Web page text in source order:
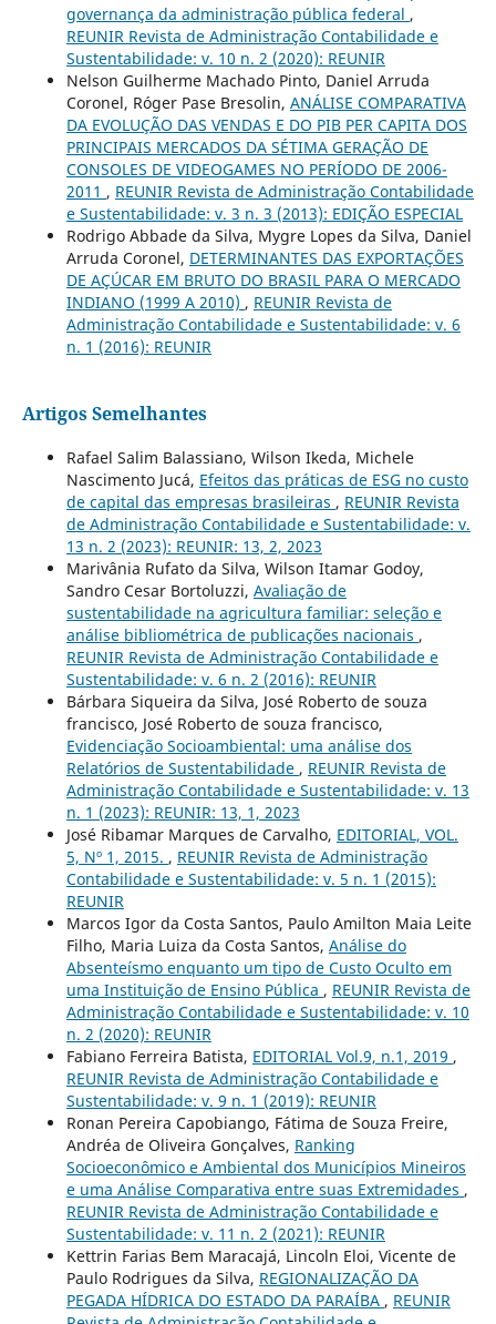
governança da administração pública federal ,
REUNIR Revista de Administração Contabilidade e
Sustentabilidade: v. 10 n. 2 (2020): REUNIR
Nelson Guilherme Machado Pinto, Daniel Arruda
Coronel, Róger Pase Bresolin, ANÁLISE COMPARATIVA
DA EVOLUÇÃO DAS VENDAS E DO PIB PER CAPITA DOS
PRINCIPAIS MERCADOS DA SÉTIMA GERAÇÃO DE
CONSOLES DE VIDEOGAMES NO PERÍODO DE 2006-
2011 , REUNIR Revista de Administração Contabilidade
e Sustentabilidade: v. 3 n. 3 (2013): EDIÇÃO ESPECIAL
Rodrigo Abbade da Silva, Mygre Lopes da Silva, Daniel
Arruda Coronel, DETERMINANTES DAS EXPORTAÇÕES
DE AÇÚCAR EM BRUTO DO BRASIL PARA O MERCADO
INDIANO (1999 A 2010) , REUNIR Revista de
Administração Contabilidade e Sustentabilidade: v. 6
n. 1 (2016): REUNIR
Artigos Semelhantes
Rafael Salim Balassiano, Wilson Ikeda, Michele
Nascimento Jucá, Efeitos das práticas de ESG no custo
de capital das empresas brasileiras , REUNIR Revista
de Administração Contabilidade e Sustentabilidade: v.
13 n. 2 (2023): REUNIR: 13, 2, 2023
Marivânia Rufato da Silva, Wilson Itamar Godoy,
Sandro Cesar Bortoluzzi, Avaliação de
sustentabilidade na agricultura familiar: seleção e
análise bibliométrica de publicações nacionais ,
REUNIR Revista de Administração Contabilidade e
Sustentabilidade: v. 6 n. 2 (2016): REUNIR
Bárbara Siqueira da Silva, José Roberto de souza
francisco, José Roberto de souza francisco,
Evidenciação Socioambiental: uma análise dos
Relatórios de Sustentabilidade , REUNIR Revista de
Administração Contabilidade e Sustentabilidade: v. 13
n. 1 (2023): REUNIR: 13, 1, 2023
José Ribamar Marques de Carvalho, EDITORIAL, VOL.
5, Nº 1, 2015. , REUNIR Revista de Administração
Contabilidade e Sustentabilidade: v. 5 n. 1 (2015):
REUNIR
Marcos Igor da Costa Santos, Paulo Amilton Maia Leite
Filho, Maria Luiza da Costa Santos, Análise do
Absenteísmo enquanto um tipo de Custo Oculto em
uma Instituição de Ensino Pública , REUNIR Revista de
Administração Contabilidade e Sustentabilidade: v. 10
n. 2 (2020): REUNIR
Fabiano Ferreira Batista, EDITORIAL Vol.9, n.1, 2019 ,
REUNIR Revista de Administração Contabilidade e
Sustentabilidade: v. 9 n. 1 (2019): REUNIR
Ronan Pereira Capobiango, Fátima de Souza Freire,
Andréa de Oliveira Gonçalves, Ranking
Socioeconômico e Ambiental dos Municípios Mineiros
e uma Análise Comparativa entre suas Extremidades ,
REUNIR Revista de Administração Contabilidade e
Sustentabilidade: v. 11 n. 2 (2021): REUNIR
Kettrin Farias Bem Maracajá, Lincoln Eloi, Vicente de
Paulo Rodrigues da Silva, REGIONALIZAÇÃO DA
PEGADA HÍDRICA DO ESTADO DA PARAÍBA , REUNIR